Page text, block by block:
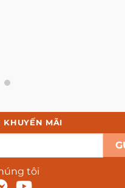
MÃI
tôi